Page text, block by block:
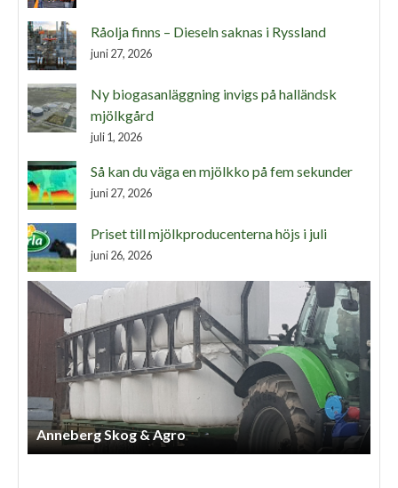
Råolja finns – Dieseln saknas i Ryssland
juni 27, 2026
Ny biogasanläggning invigs på halländsk
mjölkgård
juli 1, 2026
Så kan du väga en mjölkko på fem sekunder
juni 27, 2026
Priset till mjölkproducenterna höjs i juli
juni 26, 2026
Anneberg Skog & Agro